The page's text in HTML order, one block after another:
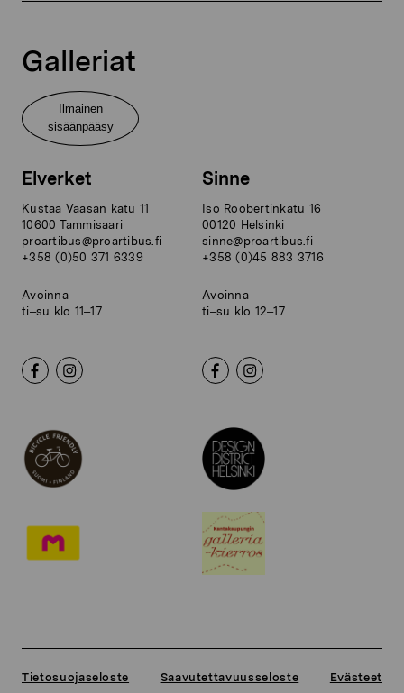
Galleriat
Ilmainen
sisäänpääsy
Elverket
Kustaa Vaasan katu 11
10600 Tammisaari
proartibus@proartibus.fi
+358 (0)50 371 6339
Avoinna
ti–su klo 11–17
Sinne
Iso Roobertinkatu 16
00120 Helsinki
sinne@proartibus.fi
+358 (0)45 883 3716
Avoinna
ti–su klo 12–17
Tietosuojaseloste Saavutettavuusseloste Evästeet